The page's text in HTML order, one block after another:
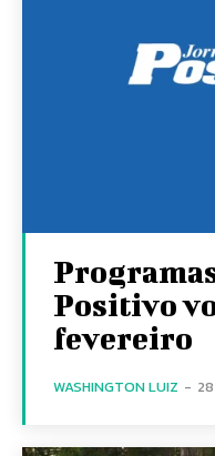
Positivo
fevereiro
WASHINGTON LUIZ -